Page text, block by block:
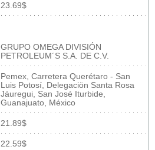
23.69$
GRUPO OMEGA DIVISIÓN
PETROLEUM´S S.A. DE C.V.
Pemex, Carretera Querétaro - San
Luis Potosí, Delegaciön Santa Rosa
Jáuregui, San José Iturbide,
Guanajuato, México
21.89$
22.59$